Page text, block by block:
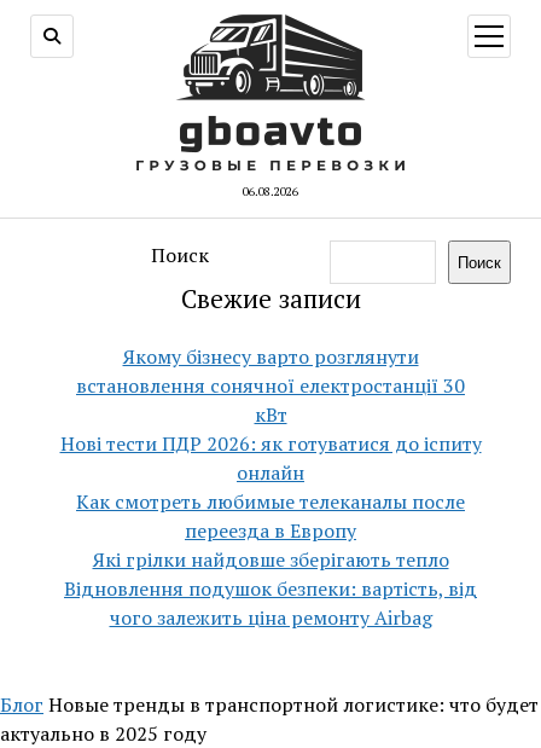
06.08.2026
меню
Поиск Поиск
Свежие записи
Якому бізнесу варто розглянути
встановлення сонячної електростанції 30
кВт
Нові тести ПДР 2026: як готуватися до іспиту
онлайн
Как смотреть любимые телеканалы после
переезда в Европу
Які грілки найдовше зберігають тепло
Відновлення подушок безпеки: вартість, від
чого залежить ціна ремонту Airbag
Блог Новые тренды в транспортной логистике: что будет
актуально в 2025 году